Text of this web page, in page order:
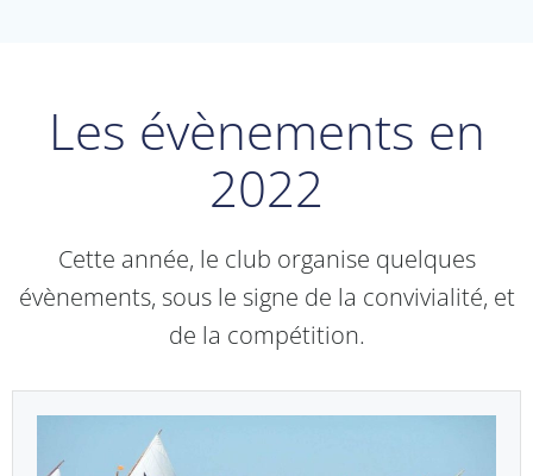
Les évènements en
2022
Cette année, le club organise quelques
évènements, sous le signe de la convivialité, et
de la compétition.